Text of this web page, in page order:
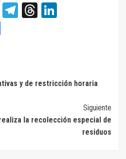
Messenger
Telegram
Threads
y de restricción horaria
Siguiente
la recolección especial de
residuos